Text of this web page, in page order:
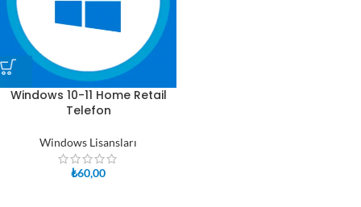
Windows 10-11 Home Retail
Telefon
Windows Lisansları
₺60,00